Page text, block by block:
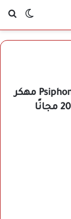
الوضع
تحميل برنامج سايفون برو Psiphon Pro مهكر